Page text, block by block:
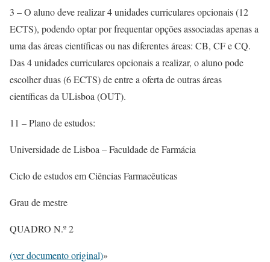
3 – O aluno deve realizar 4 unidades curriculares opcionais (12
ECTS), podendo optar por frequentar opções associadas apenas a
uma das áreas científicas ou nas diferentes áreas: CB, CF e CQ.
Das 4 unidades curriculares opcionais a realizar, o aluno pode
escolher duas (6 ECTS) de entre a oferta de outras áreas
científicas da ULisboa (OUT).
11 – Plano de estudos:
Universidade de Lisboa – Faculdade de Farmácia
Ciclo de estudos em Ciências Farmacêuticas
Grau de mestre
QUADRO N.º 2
(ver documento original)»